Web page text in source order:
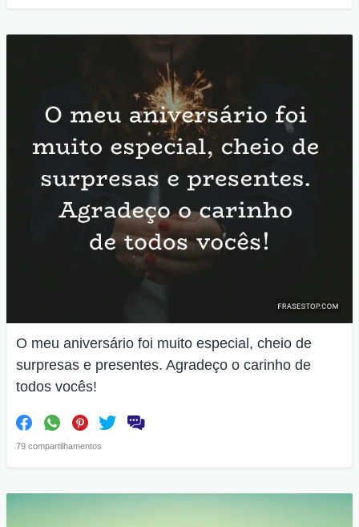
O meu aniversário foi muito especial, cheio de
surpresas e presentes. Agradeço o carinho de
todos vocês!
79 compartilhamentos